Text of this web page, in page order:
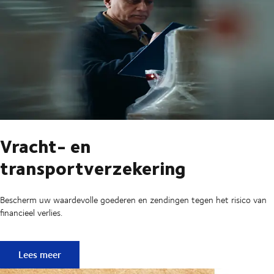
Vracht- en
transportverzekering
Bescherm uw waardevolle goederen en zendingen tegen het risico van
financieel verlies.
Vracht- en transportverzekering
Lees meer